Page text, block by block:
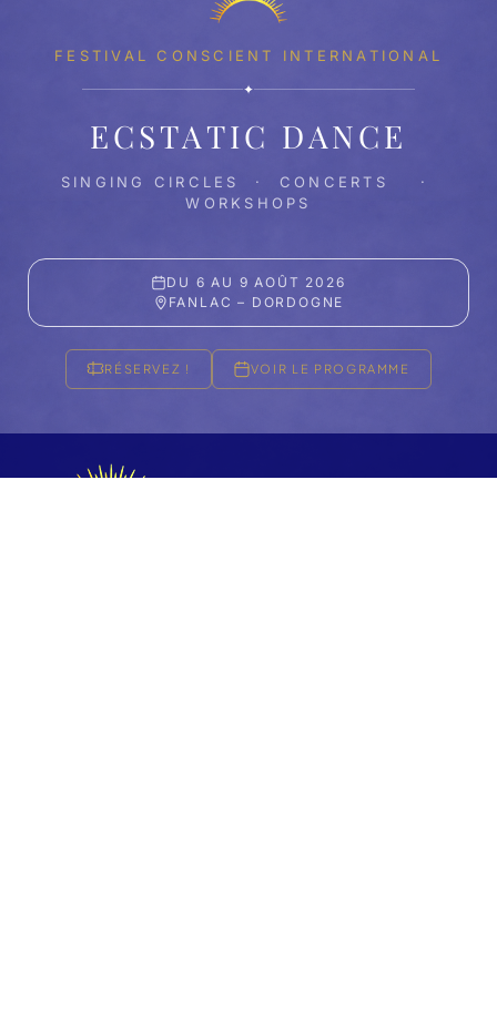
FESTIVAL CONSCIENT INTERNATIONAL
✦
ECSTATIC DANCE
SINGING CIRCLES · CONCERTS ·
WORKSHOPS
DU 6 AU 9 AOÛT 2026
FANLAC – DORDOGNE
RÉSERVEZ ! VOIR LE PROGRAMME